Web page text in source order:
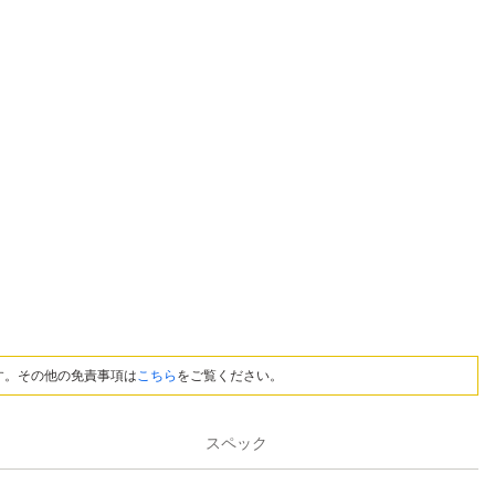
その他の免責事項はこちら をご覧ください。
スペック